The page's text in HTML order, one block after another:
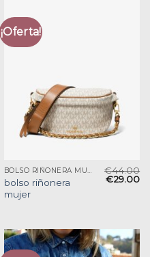
¡Oferta!
BOLSO RIÑONERA MUJER
bolso riñonera
mujer
€44.00
€29.00